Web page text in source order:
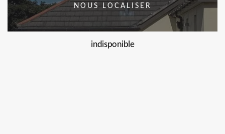
NOUS LOCALISER
indisponible